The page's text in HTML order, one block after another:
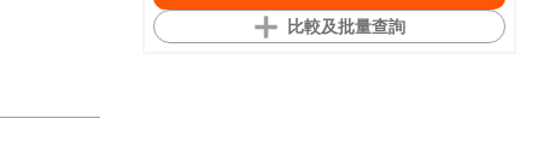
比較及批量查詢